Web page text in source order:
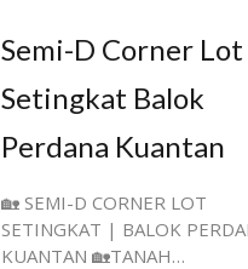
Semi-D Corner Lot
Setingkat Balok
Perdana Kuantan
🏡 SEMI-D CORNER LOT
SETINGKAT | BALOK
KUANTAN 🏡TANAH…